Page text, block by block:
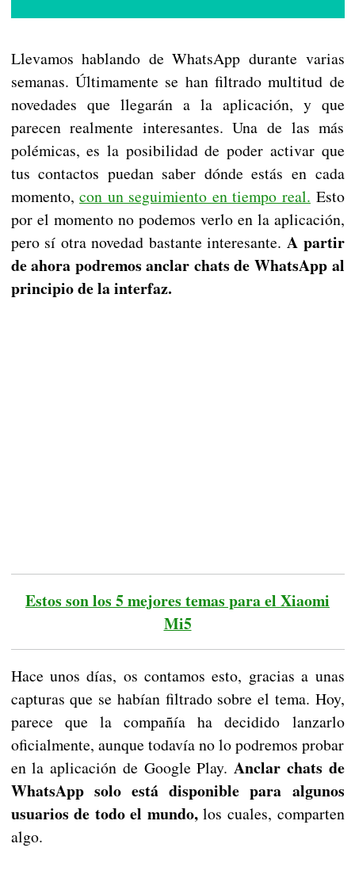
Llevamos hablando de WhatsApp durante varias
semanas. Últimamente se han filtrado multitud de
novedades que llegarán a la aplicación, y que
parecen realmente interesantes. Una de las más
polémicas, es la posibilidad de poder activar que
tus contactos puedan saber dónde estás en cada
momento,con un seguimiento en tiempo real. Esto
por el momento no podemos verlo en la aplicación,
pero sí otra novedad bastante interesante. A partir
de ahora podremos anclar chats de WhatsApp al
principio de la interfaz.
Estos son los 5 mejores temas para el Xiaomi
Mi5
Hace unos días, os contamos esto, gracias a unas
capturas que se habían filtrado sobre el tema. Hoy,
parece que la compañía ha decidido lanzarlo
oficialmente, aunque todavía no lo podremos probar
en la aplicación de Google Play. Anclar chats de
WhatsApp solo está disponible para algunos
usuarios de todo el mundo,los cuales, comparten
algo.